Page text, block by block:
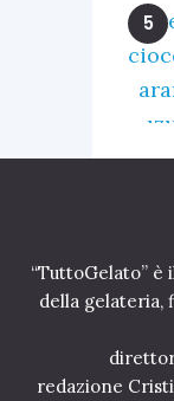
“TuttoGelato” è
della gelateria,
redazione